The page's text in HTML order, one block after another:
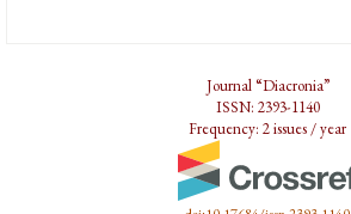
Journal “Diacronia”
ISSN: 2393-1140
Frequency: 2 issues / year